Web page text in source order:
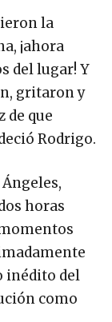
la
¡ahora
del lugar! Y
gritaron y
de que
Rodrigo.
horas
inédito del
como